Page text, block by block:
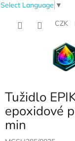
Select Language ▼
CZK
Tužidlo
epoxidové
min